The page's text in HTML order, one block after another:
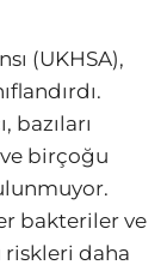
(UKHSA),
bazıları
birçoğu
bakteriler ve
daha